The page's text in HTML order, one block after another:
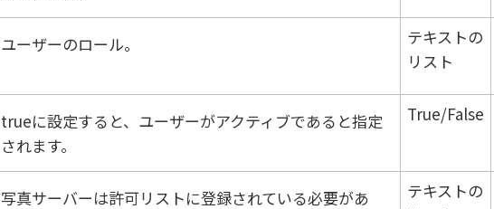
ユーザーのロール。
テキストの
リスト
trueに設定すると、ユーザーがアクティブであると指定
されます。
True/False
写真サーバーは許可リストに登録されている必要があ
テキストの